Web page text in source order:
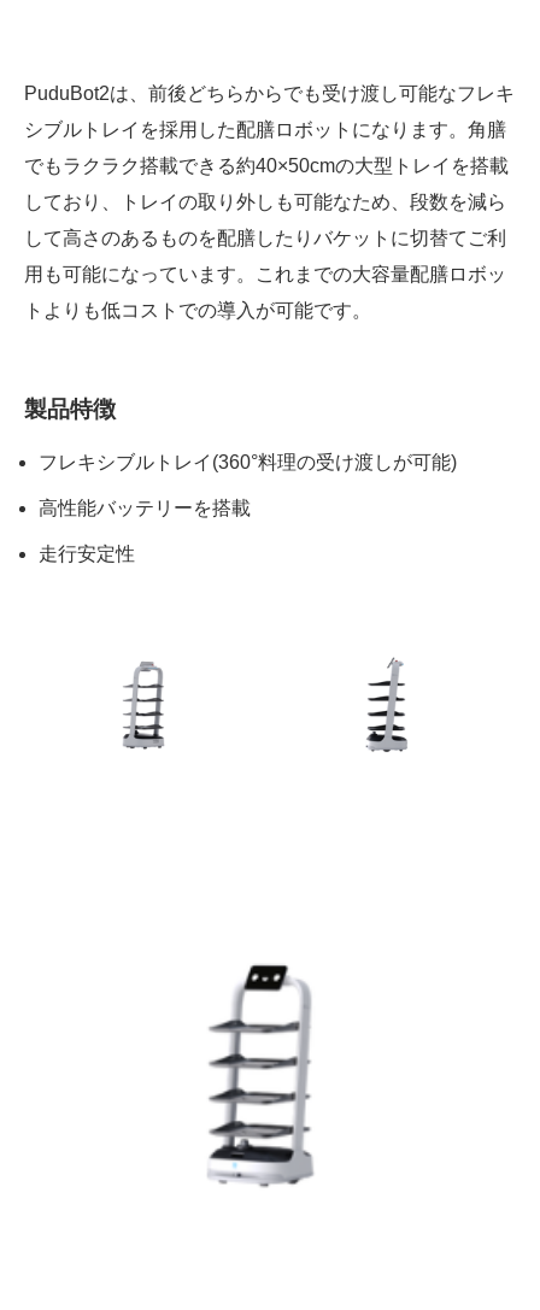
PuduBot2は、前後どちらからでも受け渡し可能なフレキ
シブルトレイを採用した配膳ロボットになります。角膳
でもラクラク搭載できる約40×50cmの大型トレイを搭載
しており、トレイの取り外しも可能なため、段数を減ら
して高さのあるものを配膳したりバケットに切替てご利
用も可能になっています。これまでの大容量配膳ロボッ
トよりも低コストでの導入が可能です。
製品特徴
フレキシブルトレイ(360°料理の受け渡しが可能)
高性能バッテリーを搭載
走行安定性